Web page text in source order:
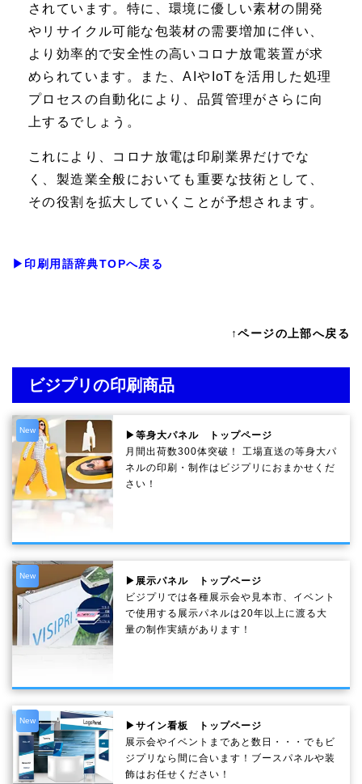
されています。特に、環境に優しい素材の開発
やリサイクル可能な包装材の需要増加に伴い、
より効率的で安全性の高いコロナ放電装置が求
められています。また、AIやIoTを活用した処理
プロセスの自動化により、品質管理がさらに向
上するでしょう。
これにより、コロナ放電は印刷業界だけでな
く、製造業全般においても重要な技術として、
その役割を拡大していくことが予想されます。
▶印刷用語辞典TOPへ戻る
↑ページの上部へ戻る
ビジプリの印刷商品
New
▶等身大パネル トップページ
月間出荷数300体突破！ 工場直送の等身大パ
ネルの印刷・制作は ビジプリ におまかせくだ
さい！
New
▶展示パネル トップページ
ビジプリでは各種展示会や見本市、イベント
で使用する展示パネルは20年以上に渡る大
量の制作実績があります！
New
▶サイン看板 トップページ
展示会やイベントまであと数日・・・でもビ
ジプリなら間に合います！ブースパネルや装
飾はお任せください！